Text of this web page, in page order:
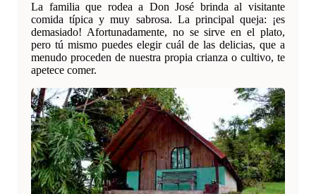
La familia que rodea a Don José brinda al visitante
comida típica y muy sabrosa. La principal queja: ¡es
demasiado! Afortunadamente, no se sirve en el plato,
pero tú mismo puedes elegir cuál de las delicias, que a
menudo proceden de nuestra propia crianza o cultivo, te
apetece comer.